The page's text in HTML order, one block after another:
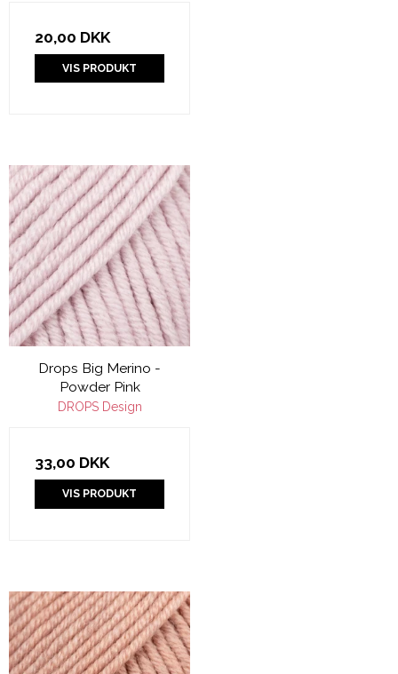
20,00 DKK
VIS PRODUKT
Drops Big Merino -
Powder Pink
DROPS Design
33,00 DKK
VIS PRODUKT